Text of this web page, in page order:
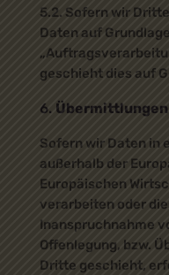
5.2. Sofern wir
Daten auf
geschieht dies auf
Sofern wir Daten in
außerhalb der
Europäischen
verarbeiten oder
Inanspruchnahme
Offenlegung, bzw.
Dritte geschieht,